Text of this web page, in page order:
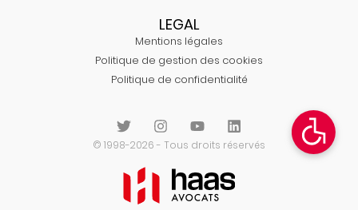
LEGAL
Mentions légales
Politique de gestion des cookies
Politique de confidentialité
© 1998-2026 - Tous droits réservés